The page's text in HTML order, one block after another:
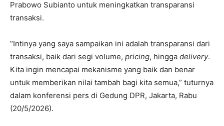
Prabowo Subianto untuk meningkatkan transparansi
transaksi.
“Intinya yang saya sampaikan ini adalah transparansi dari
transaksi, baik dari segi volume, pricing, hingga delivery.
Kita ingin mencapai mekanisme yang baik dan benar
untuk memberikan nilai tambah bagi kita semua,” tuturnya
dalam konferensi pers di Gedung DPR, Jakarta, Rabu
(20/5/2026).